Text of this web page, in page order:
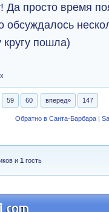
Да просто время
обсуждалось
кругу пошла)
59 60 вперед» 147
Обратно в Санта-Барбара |
и1 гость